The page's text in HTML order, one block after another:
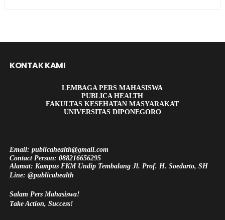
KONTAK KAMI
LEMBAGA PERS MAHASISWA
PUBLICA HEALTH
FAKULTAS KESEHATAN MASYARAKAT
UNIVERSITAS DIPONEGORO
Email: publicahealth@gmail.com
Contact Person: 088216656295
Alamat: Kampus FKM Undip Tembalang Jl. Prof. H. Soedarto, SH
Line: @publicahealth
Salam Pers Mahasiswa!
Take Action, Success!